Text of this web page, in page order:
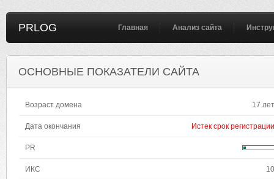
PRLOG Главная Анализ сайта
ОСНОВНЫЕ ПОКАЗАТЕЛИ САЙТА
Возраст домена 17 лет
Дата окончания Истек срок регистрации
PR
ИКС 10